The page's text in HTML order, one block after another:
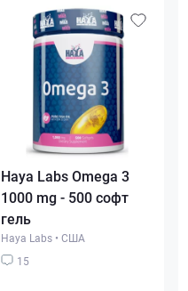
Haya Labs Omega 3
1000 mg - 500 софт
гель
Haya Labs • США
15